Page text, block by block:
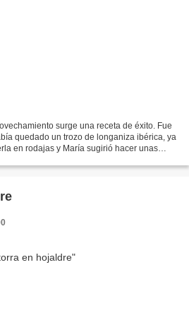
surge una receta de éxito. Fue
quedado un trozo de longaniza ibérica, ya
en rodajas y María sugirió hacer unas